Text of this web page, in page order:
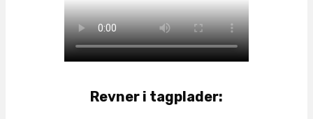
Revner i tagplader: